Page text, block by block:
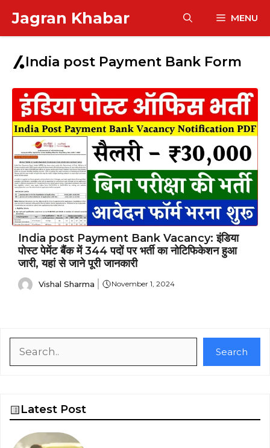
content
Jagran Khabar MENU
India post Payment Bank Form
India post Payment Bank Vacancy: इंडिया
पोस्ट पेमेंट बैंक में 344 पदों पर भर्ती का नोटिफिकेशन हुआ
जारी, यहां से जाने पूरी जानकारी
Vishal Sharma November 1, 2024
Search
Latest Post